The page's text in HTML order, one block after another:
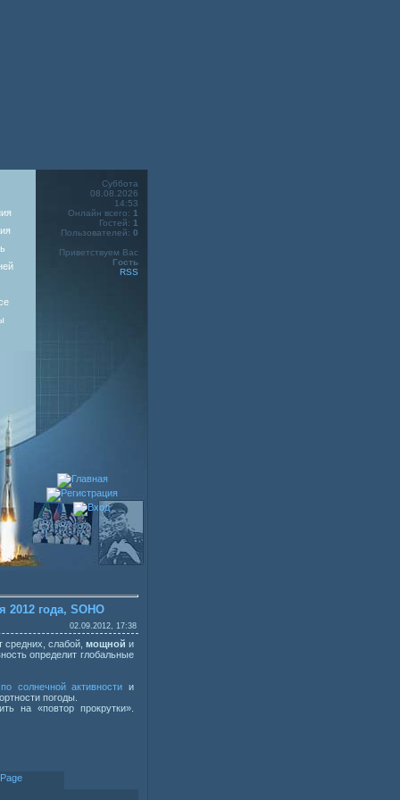
Суббота
08.08.2026
14:53
Онлайн всего: 1
Гостей: 1
Пользователей: 0
Приветствуем Вас
Гость
RSS
года, SOHO
02.09.2012, 17:38
средних, слабой, мощнойи
определит глобальные
солнечной активности и
погоды.
на «повтор прокрутки».